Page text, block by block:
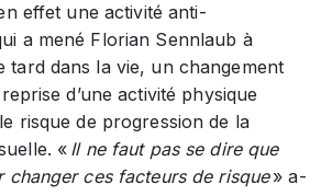
effet une activité anti-
a mené Florian Sennlaub à
tard dans la vie, un changement
d’une activité physique
risque de progression de la
« Il ne faut pas se dire que
ces facteurs de risque» a-